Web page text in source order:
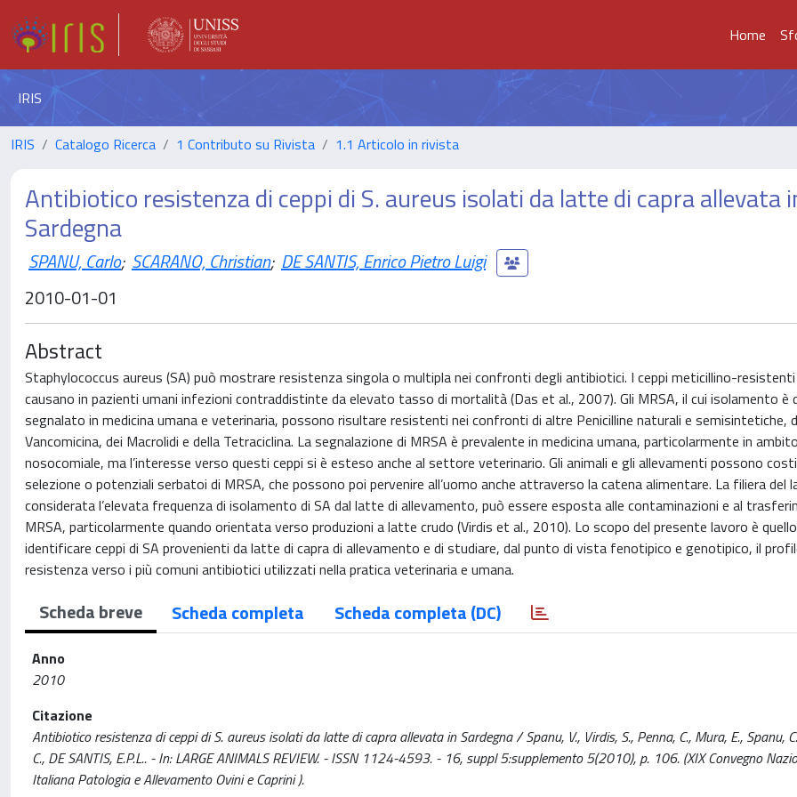
Home
IRIS
IRIS Catalogo Ricerca 1 Contributo su Rivista 1.1 Articolo in rivista
Antibiotico resistenza di ceppi di S. aureus isolati da latte di capra allevata
Sardegna
SPANU, Carlo; SCARANO, Christian; DE SANTIS, Enrico Pietro Luigi
2010-01-01
Abstract
Staphylococcus aureus (SA) può mostrare resistenza singola o multipla nei confronti degli antibiotici. I ceppi meticillino-resistenti
causano in pazienti umani infezioni contraddistinte da elevato tasso di mortalità (Das et al., 2007). Gli MRSA, il cui isolamento è
segnalato in medicina umana e veterinaria, possono risultare resistenti nei confronti di altre Penicilline naturali e semisintetiche,
Vancomicina, dei Macrolidi e della Tetraciclina. La segnalazione di MRSA è prevalente in medicina umana, particolarmente in
nosocomiale, ma l’interesse verso questi ceppi si è esteso anche al settore veterinario. Gli animali e gli allevamenti possono
selezione o potenziali serbatoi di MRSA, che possono poi pervenire all’uomo anche attraverso la catena alimentare. La filiera del
considerata l’elevata frequenza di isolamento di SA dal latte di allevamento, può essere esposta alle contaminazioni e al
MRSA, particolarmente quando orientata verso produzioni a latte crudo (Virdis et al., 2010). Lo scopo del presente lavoro è
identificare ceppi di SA provenienti da latte di capra di allevamento e di studiare, dal punto di vista fenotipico e genotipico, il
resistenza verso i più comuni antibiotici utilizzati nella pratica veterinaria e umana.
Scheda breve Scheda completa Scheda completa (DC)
Anno
2010
Citazione
Antibiotico resistenza di ceppi di S. aureus isolati da latte di capra allevata in Sardegna / Spanu, V., Virdis, S., Penna, C., Mura, E., Spanu,
C., DE SANTIS, E.P.L.. - In: LARGE ANIMALS REVIEW. - ISSN 1124-4593. - 16, suppl 5:supplemento 5(2010), p. 106. (XIX Convegno
Italiana Patologia e Allevamento Ovini e Caprini ).